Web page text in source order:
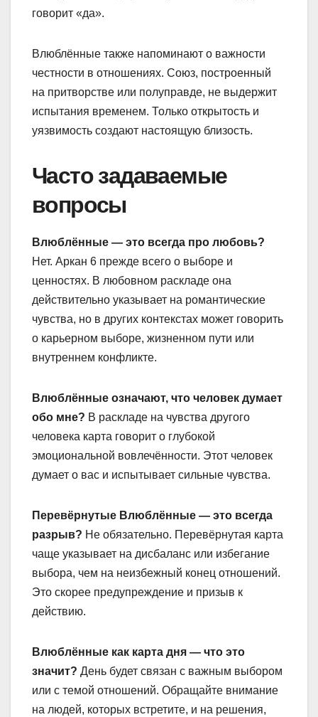
говорит «да».
Влюблённые также напоминают о важности
честности в отношениях. Союз, построенный
на притворстве или полуправде, не выдержит
испытания временем. Только открытость и
уязвимость создают настоящую близость.
Часто задаваемые
вопросы
Влюблённые — это всегда про любовь?
Нет. Аркан 6 прежде всего о выборе и
ценностях. В любовном раскладе она
действительно указывает на романтические
чувства, но в других контекстах может говорить
о карьерном выборе, жизненном пути или
внутреннем конфликте.
Влюблённые означают, что человек думает
обо мне? В раскладе на чувства другого
человека карта говорит о глубокой
эмоциональной вовлечённости. Этот человек
думает о вас и испытывает сильные чувства.
Перевёрнутые Влюблённые — это всегда
разрыв? Не обязательно. Перевёрнутая карта
чаще указывает на дисбаланс или избегание
выбора, чем на неизбежный конец отношений.
Это скорее предупреждение и призыв к
действию.
Влюблённые как карта дня — что это
значит? День будет связан с важным выбором
или с темой отношений. Обращайте внимание
на людей, которых встретите, и на решения,